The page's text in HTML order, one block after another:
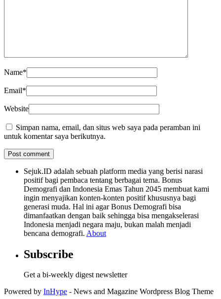
Name*
Email*
Website
Simpan nama, email, dan situs web saya pada peramban ini
untuk komentar saya berikutnya.
Sejuk.ID adalah sebuah platform media yang berisi narasi
positif bagi pembaca tentang berbagai tema. Bonus
Demografi dan Indonesia Emas Tahun 2045 membuat kami
ingin menyajikan konten-konten positif khususnya bagi
generasi muda. Hal ini agar Bonus Demografi bisa
dimanfaatkan dengan baik sehingga bisa mengakselerasi
Indonesia menjadi negara maju, bukan malah menjadi
bencana demografi. About
Subscribe
Get a bi-weekly digest newsletter
Powered by InHype - News and Magazine Wordpress Blog Theme